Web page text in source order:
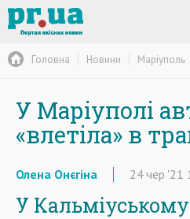
Головна Новини Маріуполь
У Маріуполі
«влетіла» в
Олена Онєгіна 24чер '21
У Кальміуському